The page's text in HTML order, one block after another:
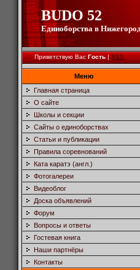
BUDO 52
Единоборства в
Приветствую Вас Гость|RSS
Меню
Главная страница
О сайте
Школы и секции
Сайты о единоборствах
Статьи и публикации
Правила соревнований
Ката каратэ (англ.)
Фотогалереи
Видеоблог
Доска объявлений
Форум
Вопросы и ответы
Гостевая книга
Наши партнёры
Контакты